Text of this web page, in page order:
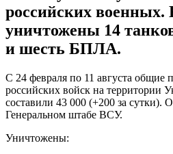
российских военных.
уничтожены 14
и шесть БПЛА.
С 24 февраля по 11 августа общие
российских войск на территории
составили 43 000 (+200 за сутки).
Генеральном штабе ВСУ.
Уничтожены: